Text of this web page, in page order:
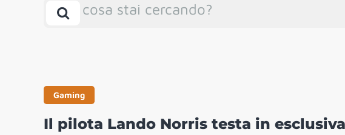
cosa stai cercando?
Gaming
Il pilota Lando Norris testa in